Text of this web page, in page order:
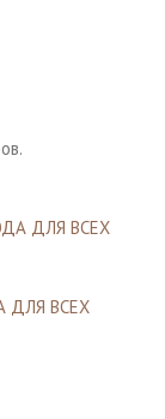
ДЛЯ ВСЕХ
ДЛЯ ВСЕХ